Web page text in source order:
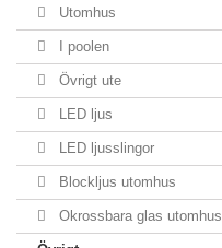
Utomhus
I poolen
Övrigt ute
LED ljus
LED ljusslingor
Blockljus utomhus
Okrossbara glas utomhus